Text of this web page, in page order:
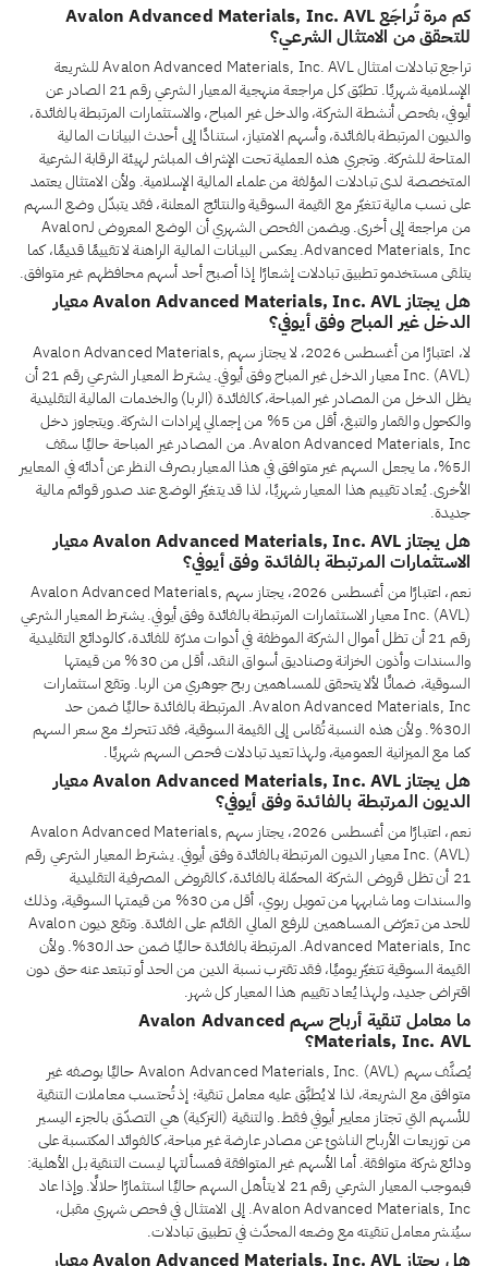
كم مرة تُراجَع Avalon Advanced Materials, Inc. AVL
للتحقق من الامتثال الشرعي؟
تراجع تبادلات امتثال Avalon Advanced Materials, Inc. AVL للشريعة
الإسلامية شهريًا. تطبّق كل مراجعة منهجية المعيار الشرعي رقم 21 الصادر عن
أيوفي، بفحص أنشطة الشركة، والدخل غير المباح، والاستثمارات المرتبطة بالفائدة،
والديون المرتبطة بالفائدة، وأسهم الامتياز، استنادًا إلى أحدث البيانات المالية
المتاحة للشركة. وتجري هذه العملية تحت الإشراف المباشر لهيئة الرقابة الشرعية
المتخصصة لدى تبادلات المؤلفة من علماء المالية الإسلامية. ولأن الامتثال يعتمد
على نسب مالية تتغيّر مع القيمة السوقية والنتائج المعلنة، فقد يتبدّل وضع السهم
من مراجعة إلى أخرى. ويضمن الفحص الشهري أن الوضع المعروض لـAvalon
Advanced Materials, Inc. يعكس البيانات المالية الراهنة لا تقييمًا قديمًا، كما
يتلقى مستخدمو تطبيق تبادلات إشعارًا إذا أصبح أحد أسهم محافظهم غير متوافق.
هل يجتاز Avalon Advanced Materials, Inc. AVL معيار
الدخل غير المباح وفق أيوفي؟
لا، اعتبارًا من أغسطس 2026، لا يجتاز سهم Avalon Advanced Materials,
Inc. (AVL) معيار الدخل غير المباح وفق أيوفي. يشترط المعيار الشرعي رقم 21 أن
يظل الدخل من المصادر غير المباحة، كالفائدة (الربا) والخدمات المالية التقليدية
والكحول والقمار والتبغ، أقل من 5% من إجمالي إيرادات الشركة. ويتجاوز دخل
Avalon Advanced Materials, Inc. من المصادر غير المباحة حاليًا سقف
الـ5%، ما يجعل السهم غير متوافق في هذا المعيار بصرف النظر عن أدائه في المعايير
الأخرى. يُعاد تقييم هذا المعيار شهريًا، لذا قد يتغيّر الوضع عند صدور قوائم مالية
جديدة.
هل يجتاز Avalon Advanced Materials, Inc. AVL معيار
الاستثمارات المرتبطة بالفائدة وفق أيوفي؟
نعم، اعتبارًا من أغسطس 2026، يجتاز سهم Avalon Advanced Materials,
Inc. (AVL) معيار الاستثمارات المرتبطة بالفائدة وفق أيوفي. يشترط المعيار الشرعي
رقم 21 أن تظل أموال الشركة الموظفة في أدوات مدرّة للفائدة، كالودائع التقليدية
والسندات وأذون الخزانة وصناديق أسواق النقد، أقل من 30% من قيمتها
السوقية، ضمانًا لألا يتحقق للمساهمين ربح جوهري من الربا. وتقع استثمارات
Avalon Advanced Materials, Inc. المرتبطة بالفائدة حاليًا ضمن حد
الـ30%. ولأن هذه النسبة تُقاس إلى القيمة السوقية، فقد تتحرك مع سعر السهم
كما مع الميزانية العمومية، ولهذا تعيد تبادلات فحص السهم شهريًا.
هل يجتاز Avalon Advanced Materials, Inc. AVL معيار
الديون المرتبطة بالفائدة وفق أيوفي؟
نعم، اعتبارًا من أغسطس 2026، يجتاز سهم Avalon Advanced Materials,
Inc. (AVL) معيار الديون المرتبطة بالفائدة وفق أيوفي. يشترط المعيار الشرعي رقم
21 أن تظل قروض الشركة المحمّلة بالفائدة، كالقروض المصرفية التقليدية
والسندات وما شابهها من تمويل ربوي، أقل من 30% من قيمتها السوقية، وذلك
للحد من تعرّض المساهمين للرفع المالي القائم على الفائدة. وتقع ديون Avalon
Advanced Materials, Inc. المرتبطة بالفائدة حاليًا ضمن حد الـ30%. ولأن
القيمة السوقية تتغيّر يوميًا، فقد تقترب نسبة الدين من الحد أو تبتعد عنه حتى دون
اقتراض جديد، ولهذا يُعاد تقييم هذا المعيار كل شهر.
ما معامل تنقية أرباح سهم Avalon Advanced
Materials, Inc. AVL؟
يُصنَّف سهم Avalon Advanced Materials, Inc. (AVL) حاليًا بوصفه غير
متوافق مع الشريعة، لذا لا يُطبَّق عليه معامل تنقية؛ إذ تُحتسب معاملات التنقية
للأسهم التي تجتاز معايير أيوفي فقط. والتنقية (التزكية) هي التصدّق بالجزء اليسير
من توزيعات الأرباح الناشئ عن مصادر عارضة غير مباحة، كالفوائد المكتسبة على
ودائع شركة متوافقة. أما الأسهم غير المتوافقة فمسألتها ليست التنقية بل الأهلية:
فبموجب المعيار الشرعي رقم 21 لا يتأهل السهم حاليًا استثمارًا حلالًا. وإذا عاد
Avalon Advanced Materials, Inc. إلى الامتثال في فحص شهري مقبل،
سيُنشر معامل تنقيته مع وضعه المحدّث في تطبيق تبادلات.
هل يجتاز Avalon Advanced Materials, Inc. AVL معيار